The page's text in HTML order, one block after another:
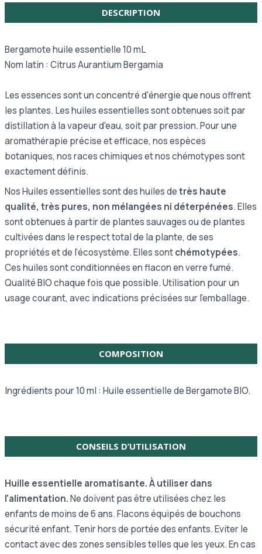
DESCRIPTION
Bergamote huile essentielle 10 mL
Nom latin : Citrus Aurantium Bergamia
Les essences sont un concentré d'énergie que nous offrent
les plantes. Les huiles essentielles sont obtenues soit par
distillation à la vapeur d'eau, soit par pression. Pour une
aromathérapie précise et efficace, nos espèces
botaniques, nos races chimiques et nos chémotypes sont
exactement définis.
Nos Huiles essentielles sont des huiles detrès haute
qualité, très pures, non mélangées ni déterpénées. Elles
sont obtenues à partir de plantes sauvages ou de plantes
cultivées dans le respect total de la plante, de ses
propriétés et de l’écosystème. Elles sontchémotypées.
Ces huiles sont conditionnées en flacon en verre fumé.
Qualité BIO chaque fois que possible. Utilisation pour un
usage courant, avec indications précisées sur l’emballage.
COMPOSITION
Ingrédients pour 10 ml : Huile essentielle de Bergamote BIO.
CONSEILS D’UTILISATION
Huille essentielle aromatisante. À utiliser dans
l'alimentation.Ne doivent pas être utilisées chez les
enfants de moins de 6 ans. Flacons équipés de bouchons
sécurité enfant. Tenir hors de portée des enfants. Eviter le
contact avec des zones sensibles telles que les yeux. En cas